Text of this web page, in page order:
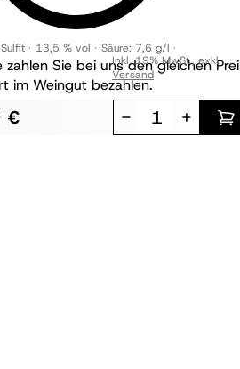
Sie bei uns den gleichen
im Weingut bezahlen.
13,5 % vol Säure: 7,6 g/l
€
Inkl. 19% MwSt.,exkl.
Versand
- +